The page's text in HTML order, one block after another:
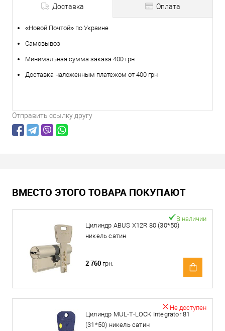
Доставка Оплата
«Новой Почтой» по Украине
Самовывоз
Минимальная сумма заказа 400 грн
Доставка наложенным платежом от 400 грн
Отправить ссылку другу
ВМЕСТО ЭТОГО ТОВАРА ПОКУПАЮТ
Цилиндр ABUS X12R 80 (30*50)
никель сатин
В наличии
2 760 грн.
Цилиндр MUL-T-LOCK Integrator 81
(31*50) никель сатин
Не доступен